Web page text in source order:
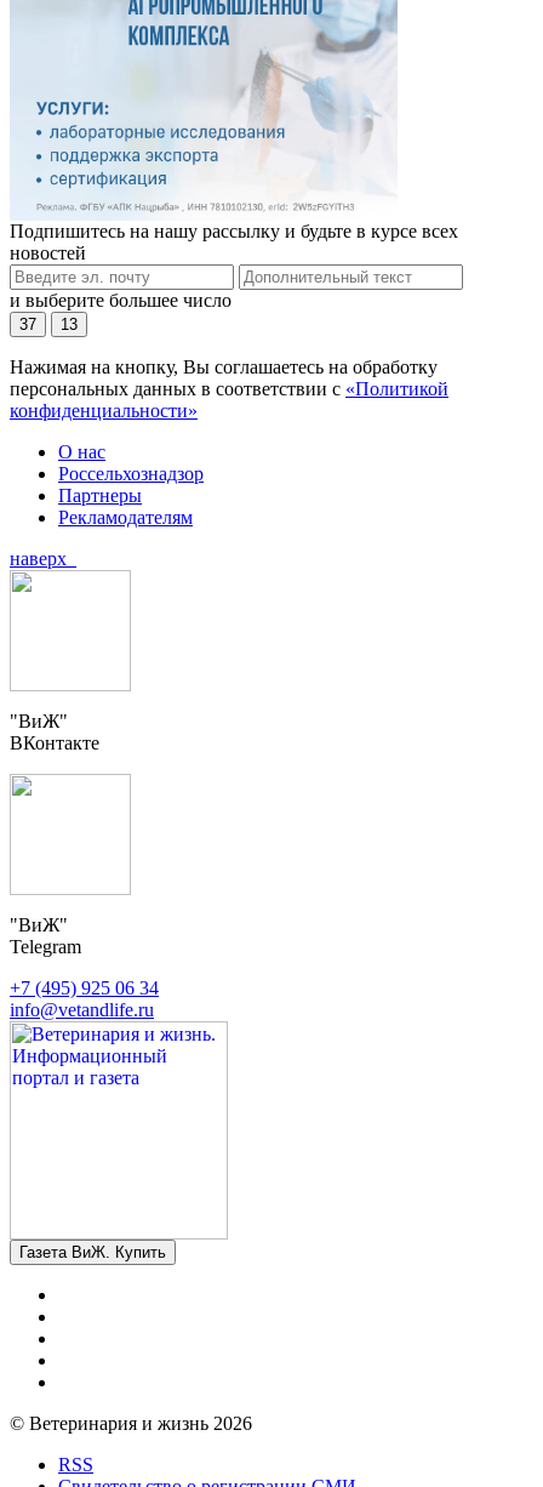
Подпишитесь на нашу рассылку и будьте в курсе всех
новостей
и выберите большее число
37 13
Нажимая на кнопку, Вы соглашаетесь на обработку
персональных данных в соответствии с «Политикой
конфиденциальности»
О нас
Россельхознадзор
Партнеры
Рекламодателям
наверх
"ВиЖ"
ВКонтакте
"ВиЖ"
Telegram
+7 (495) 925 06 34
info@vetandlife.ru
Газета ВиЖ. Купить
© Ветеринария и жизнь 2026
RSS